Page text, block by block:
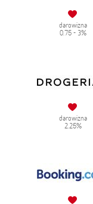
darowizna
0.75 - 3%
darowizna
2.25%